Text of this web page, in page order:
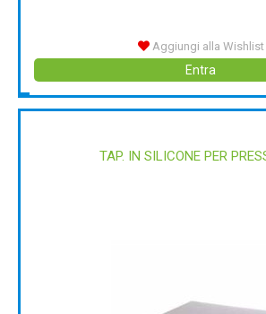
Aggiungi alla Wishlist
Entra
TAP. IN SILICONE PER